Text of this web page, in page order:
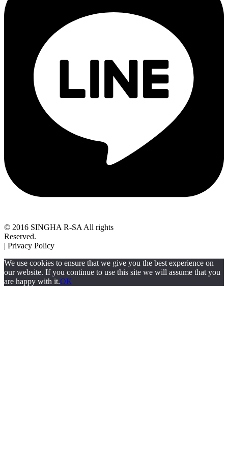
© 2016 SINGHA R-SA All rights
Reserved.
| Privacy Policy
We use cookies to ensure that we give you the best experience on
our website. If you continue to use this site we will assume that you
are happy with it.OK